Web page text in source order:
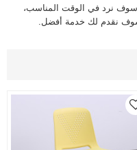
نرد في الوقت المناسب،
نقدم لك خدمة أفضل.